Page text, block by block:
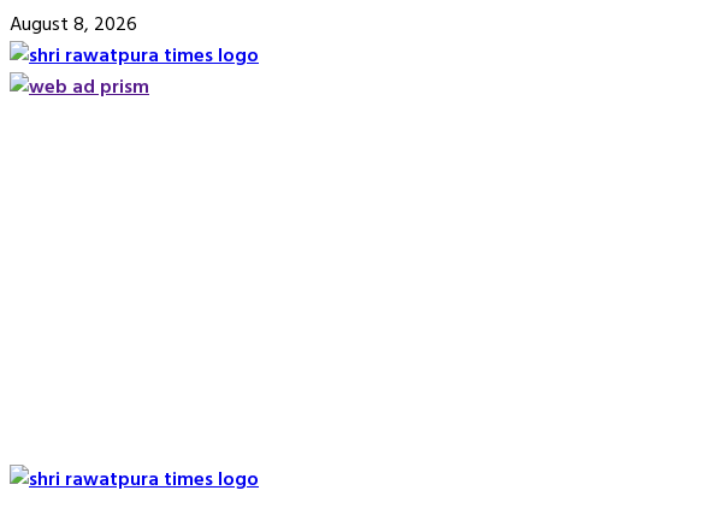
Skip
to
content
August 8, 2026
Primary